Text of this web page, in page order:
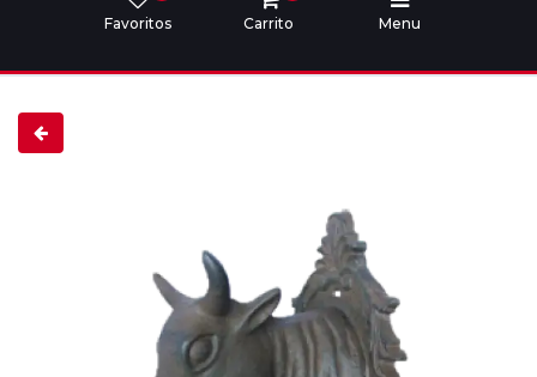
Favoritos Carrito Menu
Descargar